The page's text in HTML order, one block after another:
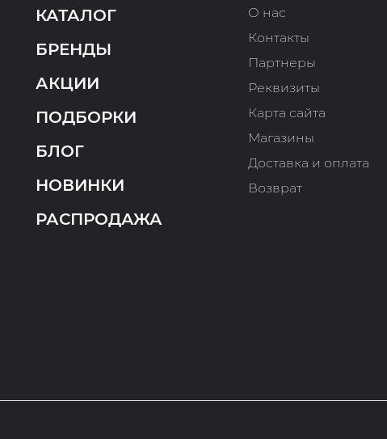
КАТАЛОГ
БРЕНДЫ
АКЦИИ
ПОДБОРКИ
БЛОГ
НОВИНКИ
РАСПРОДАЖА
О нас
Контакты
Партнеры
Реквизиты
Карта сайта
Магазины
Доставка и оплата
Возврат